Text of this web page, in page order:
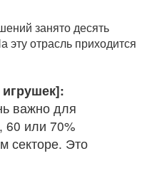
занято десять
эту отрасль приходится
важно для
60 или 70%
секторе. Это